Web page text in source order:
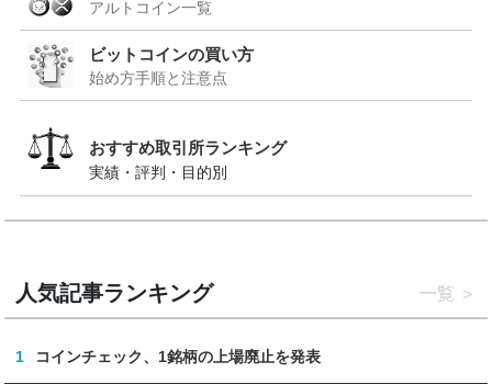
アルトコイン一覧
ビットコインの買い方
始め方手順と注意点
おすすめ取引所ランキング
実績・評判・目的別
人気記事ランキング 一覧
1 コインチェック、1銘柄の上場廃止を発表